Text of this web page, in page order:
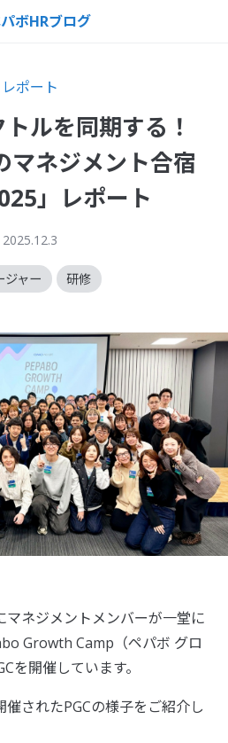
ボHRブログ
レポート
ルを同期する！
マネジメント合宿
」レポート
2025.12.3
ジャー 研修
ネジメントメンバーが一堂に
Growth Camp（ペパボ グロ
を開催しています。
されたPGCの様子をご紹介し